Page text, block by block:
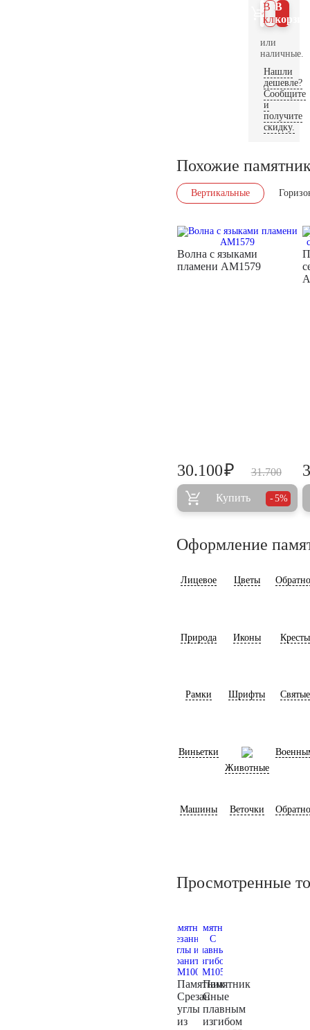
В
В 1
клик
или
наличные.
Нашли
дешевле?
Сообщите
и
получите
скидку.
Похожие
Вертикальные
Волна с языками
пламени AM1579
31.700
30.100₽
Купить 5%
Оформление
Лицевое Цветы
Природа Иконы Кресты
Рамки Шрифты Святые
Виньетки
Животные
Машины Веточки
Просмотренные
Памятник
Срезанные
углы
из
Памятник
С
плавным
изгибом